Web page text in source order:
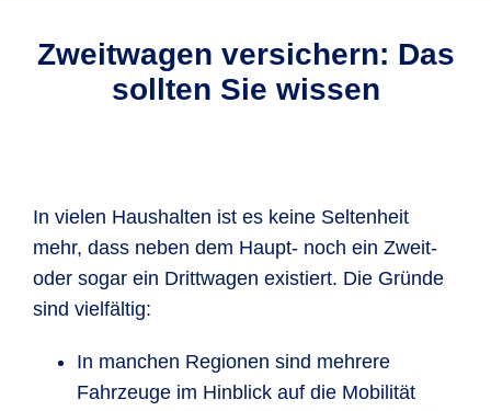
Zweitwagen versichern: Das
sollten Sie wissen
In vielen Haushalten ist es keine Seltenheit
mehr, dass neben dem Haupt- noch ein Zweit-
oder sogar ein Drittwagen existiert. Die Gründe
sind vielfältig:
In manchen Regionen sind mehrere
Fahrzeuge im Hinblick auf die Mobilität